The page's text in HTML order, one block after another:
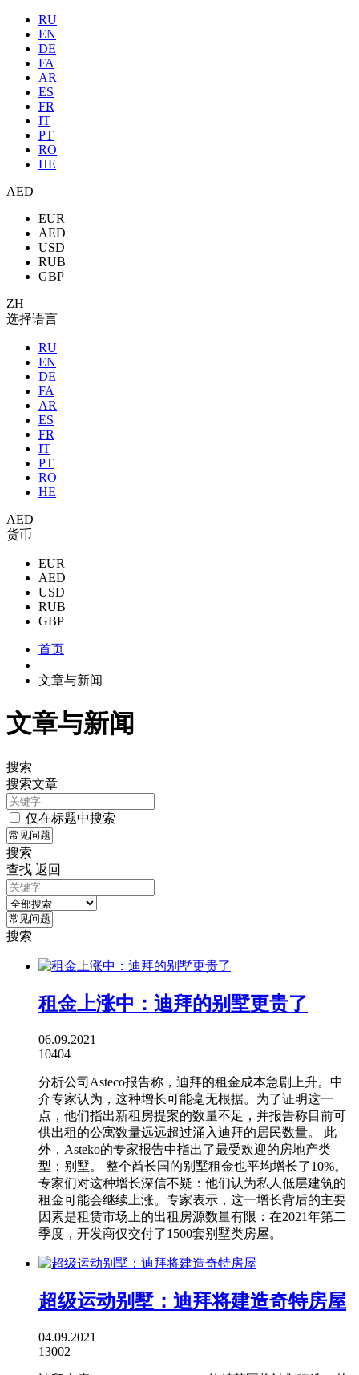
RU
EN
DE
FA
AR
ES
FR
IT
PT
RO
HE
AED
EUR
AED
USD
RUB
GBP
ZH
选择语言
RU
EN
DE
FA
AR
ES
FR
IT
PT
RO
HE
AED
货币
EUR
AED
USD
RUB
GBP
首页
文章与新闻
文章与新闻
搜索
搜索文章
仅在标题中搜索
搜索
查找 返回
搜索
租金上涨中：迪拜的别墅更贵了
06.09.2021
10404
分析公司Asteco报告称，迪拜的租金成本急剧上升。中
介专家认为，这种增长可能毫无根据。为了证明这一
点，他们指出新租房提案的数量不足，并报告称目前可
供出租的公寓数量远远超过涌入迪拜的居民数量。 此
外，Asteko的专家报告中指出了最受欢迎的房地产类
型：别墅。 整个酋长国的别墅租金也平均增长了10%。
专家们对这种增长深信不疑：他们认为私人低层建筑的
租金可能会继续上涨。专家表示，这一增长背后的主要
因素是租赁市场上的出租房源数量有限：在2021年第二
季度，开发商仅交付了1500套别墅类房屋。
超级运动别墅：迪拜将建造奇特房屋
04.09.2021
13002